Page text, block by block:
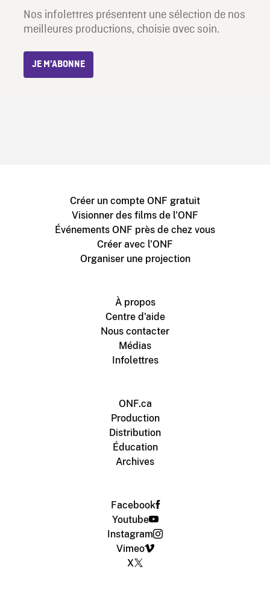
Nos infolettres présentent une sélection de nos
meilleures productions, choisie avec soin.
JE M’ABONNE
Créer un compte ONF gratuit
Visionner des films de l'ONF
Événements ONF près de chez vous
Créer avec l'ONF
Organiser une projection
À propos
Centre d'aide
Nous contacter
Médias
Infolettres
ONF.ca
Production
Distribution
Éducation
Archives
Facebook
Youtube
Instagram
Vimeo
X